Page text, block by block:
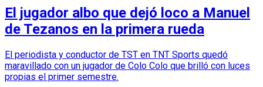
El jugador albo que dejó loco a Manuel
de Tezanos en la primera rueda
El periodista y conductor de TST en TNT Sports quedó
maravillado con un jugador de Colo Colo que brilló con luces
propias el primer semestre.